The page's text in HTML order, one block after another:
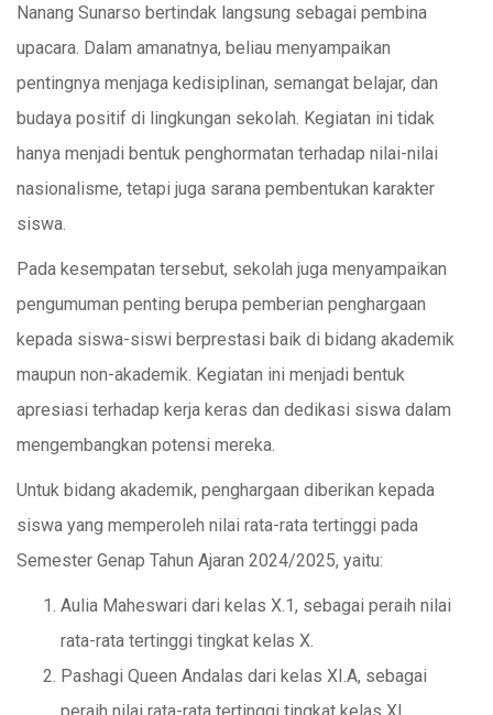
Nanang Sunarso bertindak langsung sebagai pembina
upacara. Dalam amanatnya, beliau menyampaikan
pentingnya menjaga kedisiplinan, semangat belajar, dan
budaya positif di lingkungan sekolah. Kegiatan ini tidak
hanya menjadi bentuk penghormatan terhadap nilai-nilai
nasionalisme, tetapi juga sarana pembentukan karakter
siswa.
Pada kesempatan tersebut, sekolah juga menyampaikan
pengumuman penting berupa pemberian penghargaan
kepada siswa-siswi berprestasi baik di bidang akademik
maupun non-akademik. Kegiatan ini menjadi bentuk
apresiasi terhadap kerja keras dan dedikasi siswa dalam
mengembangkan potensi mereka.
Untuk bidang akademik, penghargaan diberikan kepada
siswa yang memperoleh nilai rata-rata tertinggi pada
Semester Genap Tahun Ajaran 2024/2025, yaitu:
Aulia Maheswari dari kelas X.1, sebagai peraih nilai
rata-rata tertinggi tingkat kelas X.
Pashagi Queen Andalas dari kelas XI.A, sebagai
peraih nilai rata-rata tertinggi tingkat kelas XI.